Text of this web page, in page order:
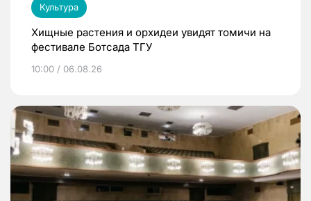
Культура
Хищные растения и орхидеи увидят томичи на
фестивале Ботсада ТГУ
10:00 / 06.08.26